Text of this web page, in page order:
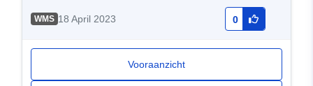
WMS 18 April 2023 0
Vooraanzicht